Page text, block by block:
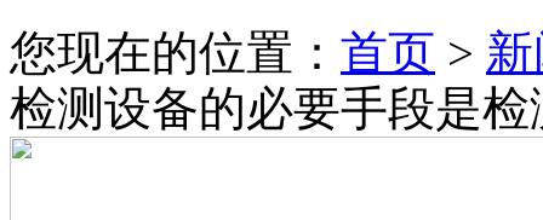
您现在的位置： 首页 >
检测设备的必要手段是